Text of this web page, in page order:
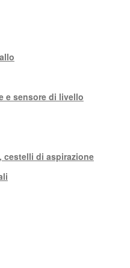
e sensore di livello
cestelli di aspirazione